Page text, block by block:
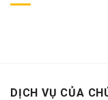
DỊCH VỤ CỦA